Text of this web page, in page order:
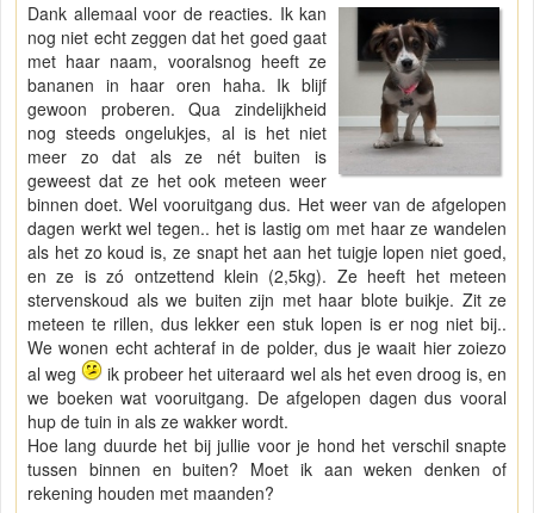
Dank allemaal voor de reacties. Ik kan
nog niet echt zeggen dat het goed gaat
met haar naam, vooralsnog heeft ze
bananen in haar oren haha. Ik blijf
gewoon proberen. Qua zindelijkheid
nog steeds ongelukjes, al is het niet
meer zo dat als ze nét buiten is
geweest dat ze het ook meteen weer
binnen doet. Wel vooruitgang dus. Het weer van de afgelopen
dagen werkt wel tegen.. het is lastig om met haar ze wandelen
als het zo koud is, ze snapt het aan het tuigje lopen niet goed,
en ze is zó ontzettend klein (2,5kg). Ze heeft het meteen
stervenskoud als we buiten zijn met haar blote buikje. Zit ze
meteen te rillen, dus lekker een stuk lopen is er nog niet bij..
We wonen echt achteraf in de polder, dus je waait hier zoiezo
al weg
ik probeer het uiteraard wel als het even droog is, en
we boeken wat vooruitgang. De afgelopen dagen dus vooral
hup de tuin in als ze wakker wordt.
Hoe lang duurde het bij jullie voor je hond het verschil snapte
tussen binnen en buiten? Moet ik aan weken denken of
rekening houden met maanden?